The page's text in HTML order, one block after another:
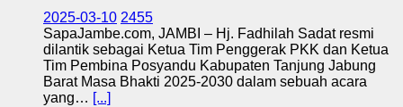
2025-03-10 2455
SapaJambe.com, JAMBI – Hj. Fadhilah Sadat resmi
dilantik sebagai Ketua Tim Penggerak PKK dan Ketua
Tim Pembina Posyandu Kabupaten Tanjung Jabung
Barat Masa Bhakti 2025-2030 dalam sebuah acara
yang… [...]